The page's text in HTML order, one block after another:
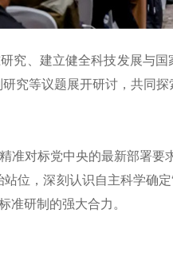
究、建立健全科技发展与
究等议题展开研讨，共同探
准对标党中央的最新部署要
位，深刻认识自主科学确
准研制的强大合力。